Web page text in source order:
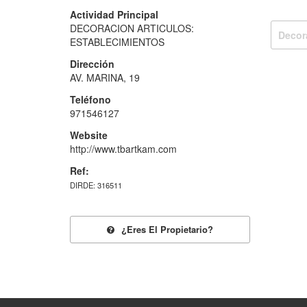
Actividad Principal
DECORACION ARTICULOS:
ESTABLECIMIENTOS
Dirección
AV. MARINA, 19
Teléfono
971546127
Website
http://www.tbartkam.com
Ref:
DIRDE: 316511
¿eres El Propietario?